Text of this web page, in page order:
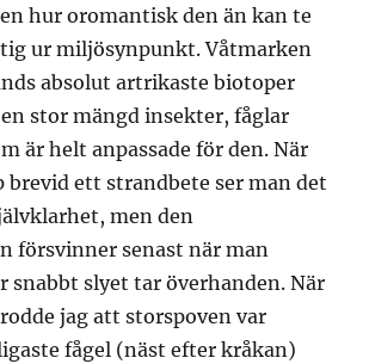
hur oromantisk den än kan te
ur miljösynpunkt. Våtmarken
absolut artrikaste biotoper
en stor mängd insekter, fåglar
är helt anpassade för den. När
brevid ett strandbete ser man det
men den
försvinner senast när man
snabbt slyet tar överhanden. När
jag att storspoven var
fågel (näst efter kråkan)